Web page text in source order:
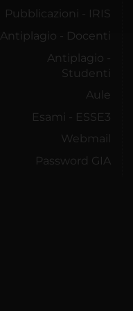
Pubblicazioni - IRIS
Antiplagio - Docenti
Antiplagio -
Studenti
Aule
Esami - ESSE3
Webmail
Password GIA